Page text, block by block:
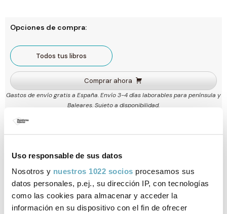
Uso responsable de sus datos
Nosotros y nuestros 1022 socios procesamos sus
datos personales, p.ej., su dirección IP, con tecnologías
como las cookies para almacenar y acceder la
información en su dispositivo con el fin de ofrecer
Opciones de compra:
Todos tus libros
Comprar ahora
Gastos de envío gratis a España. Envío 3-4 días laborables para península y
Baleares. Sujeto a disponibilidad.
Ficha técnica
ISBN:978-84-18927-60-7
Páginas: 312